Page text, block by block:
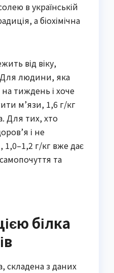
в українській
а біохімічна
від віку,
Для людини, яка
тиждень і хоче
м’язи, 1,6 г/кг
Для тих, хто
і не
1,0–1,2 г/кг вже дає
та
білка
складена з даних